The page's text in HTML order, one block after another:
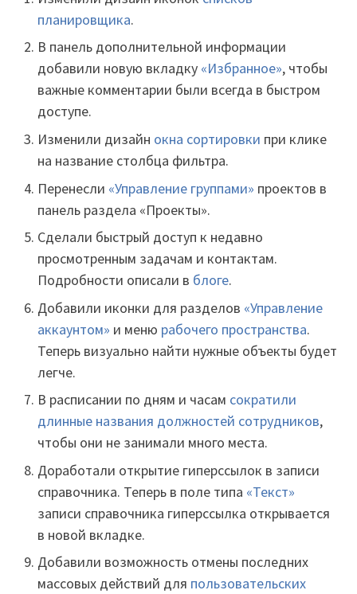
планировщика.
В панель дополнительной информации
добавили новую вкладку «Избранное», чтобы
важные комментарии были всегда в быстром
доступе.
Изменили дизайн окна сортировки при клике
на название столбца фильтра.
Перенесли «Управление группами» проектов в
панель раздела «Проекты».
Сделали быстрый доступ к недавно
просмотренным задачам и контактам.
Подробности описали в блоге.
Добавили иконки для разделов «Управление
аккаунтом» и меню рабочего пространства.
Теперь визуально найти нужные объекты будет
легче.
В расписании по дням и часам сократили
длинные названия должностей сотрудников,
чтобы они не занимали много места.
Доработали открытие гиперссылок в записи
справочника. Теперь в поле типа «Текст»
записи справочника гиперссылка открывается
в новой вкладке.
Добавили возможность отмены последних
массовых действий для пользовательских